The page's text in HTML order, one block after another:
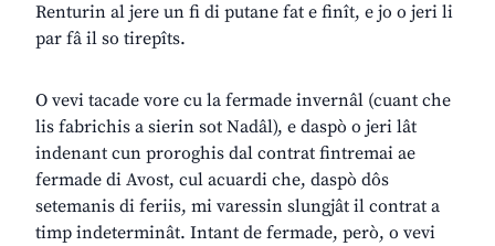
Renturin al jere un fi di putane fat e finît, e jo o jeri li
par fâ il so tirepîts.
O vevi tacade vore cu la fermade invernâl (cuant che
lis fabrichis a sierin sot Nadâl), e daspò o jeri lât
indenant cun proroghis dal contrat fintremai ae
fermade di Avost, cul acuardi che, daspò dôs
setemanis di feriis, mi varessin slungjât il contrat a
timp indeterminât. Intant de fermade, però, o vevi